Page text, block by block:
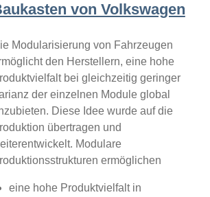
von Volkswagen
Modularisierung von Fahrzeugen
den Herstellern, eine hohe
bei gleichzeitig geringer
der einzelnen Module global
Diese Idee wurde auf die
übertragen und
Modulare
ermöglichen
eine hohe Produktvielfalt in